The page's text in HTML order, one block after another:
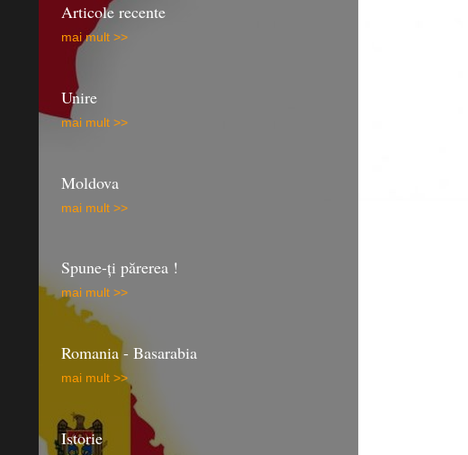
Articole recente
mai mult >>
Unire
mai mult >>
Moldova
mai mult >>
Spune-ţi părerea !
mai mult >>
Romania - Basarabia
mai mult >>
Istorie